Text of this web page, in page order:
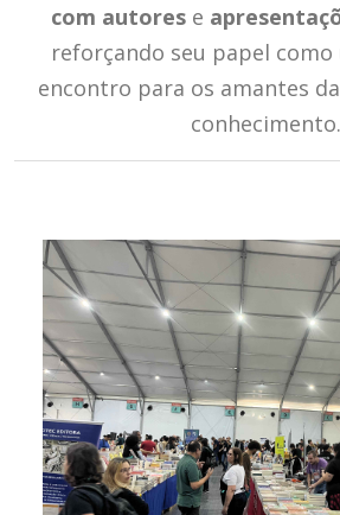
com autores e
reforçando seu papel como
encontro para os amantes
conhecimento.